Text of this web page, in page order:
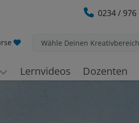
0234 / 976
Wähle Deinen Kreativbereich
Lernvideos Dozenten